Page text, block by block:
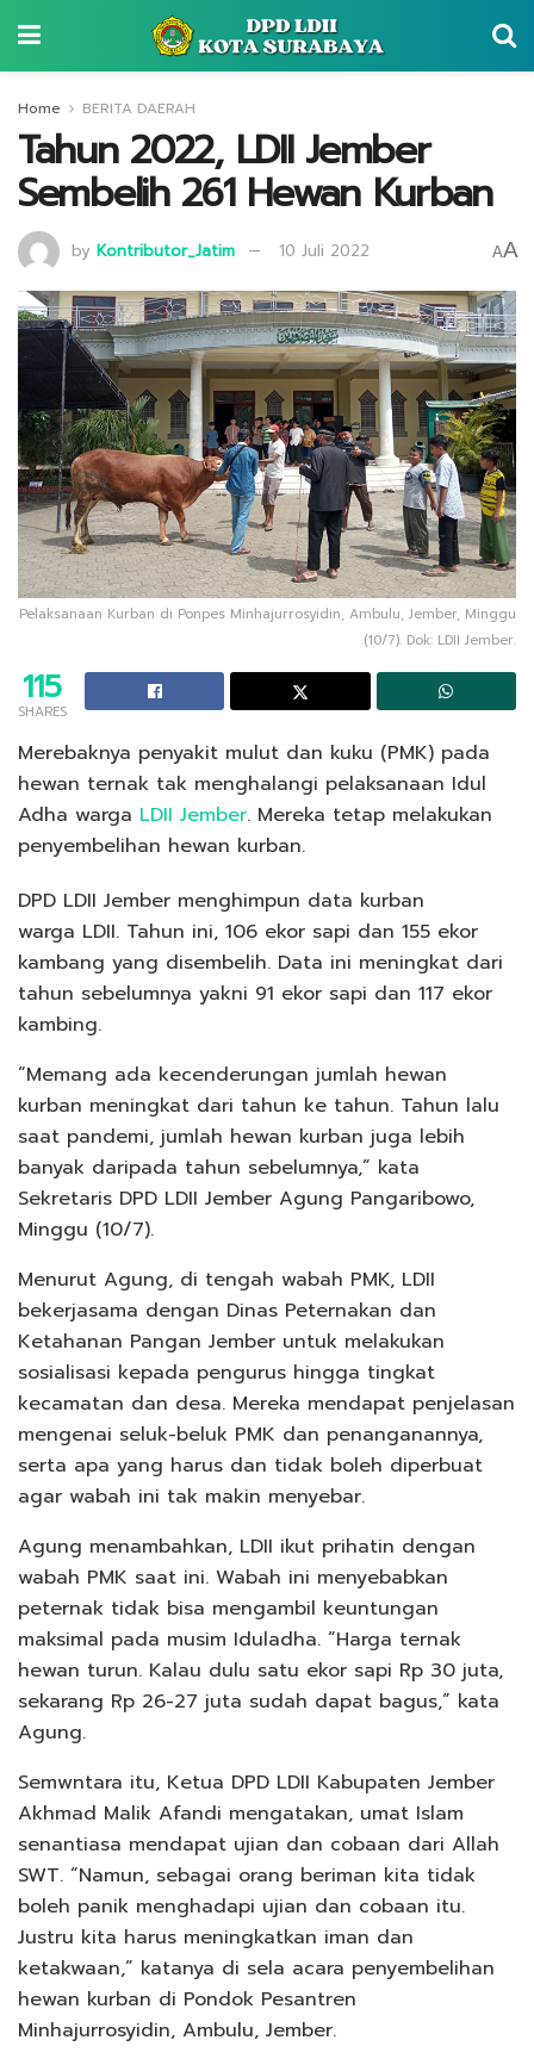
Home BERITA DAERAH
Tahun 2022, LDII Jember
Sembelih 261 Hewan Kurban
by Kontributor_Jatim 10 Juli 2022 AA
Pelaksanaan Kurban di Ponpes Minhajurrosyidin, Ambulu, Jember, Minggu
(10/7). Dok: LDII Jember.
115
SHARES
Merebaknya penyakit mulut dan kuku (PMK) pada
hewan ternak tak menghalangi pelaksanaan Idul
Adha warga LDII Jember. Mereka tetap melakukan
penyembelihan hewan kurban.
DPD LDII Jember menghimpun data kurban
warga LDII. Tahun ini, 106 ekor sapi dan 155 ekor
kambang yang disembelih. Data ini meningkat dari
tahun sebelumnya yakni 91 ekor sapi dan 117 ekor
kambing.
“Memang ada kecenderungan jumlah hewan
kurban meningkat dari tahun ke tahun. Tahun lalu
saat pandemi, jumlah hewan kurban juga lebih
banyak daripada tahun sebelumnya,” kata
Sekretaris DPD LDII Jember Agung Pangaribowo,
Minggu (10/7).
Menurut Agung, di tengah wabah PMK, LDII
bekerjasama dengan Dinas Peternakan dan
Ketahanan Pangan Jember untuk melakukan
sosialisasi kepada pengurus hingga tingkat
kecamatan dan desa. Mereka mendapat penjelasan
mengenai seluk-beluk PMK dan penanganannya,
serta apa yang harus dan tidak boleh diperbuat
agar wabah ini tak makin menyebar.
Agung menambahkan, LDII ikut prihatin dengan
wabah PMK saat ini. Wabah ini menyebabkan
peternak tidak bisa mengambil keuntungan
maksimal pada musim Iduladha. “Harga ternak
hewan turun. Kalau dulu satu ekor sapi Rp 30 juta,
sekarang Rp 26-27 juta sudah dapat bagus,” kata
Agung.
Semwntara itu, Ketua DPD LDII Kabupaten Jember
Akhmad Malik Afandi mengatakan, umat Islam
senantiasa mendapat ujian dan cobaan dari Allah
SWT. “Namun, sebagai orang beriman kita tidak
boleh panik menghadapi ujian dan cobaan itu.
Justru kita harus meningkatkan iman dan
ketakwaan,” katanya di sela acara penyembelihan
hewan kurban di Pondok Pesantren
Minhajurrosyidin, Ambulu, Jember.